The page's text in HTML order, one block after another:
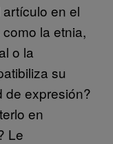
en el
la etnia,
o la
su
de expresión?
en
Le